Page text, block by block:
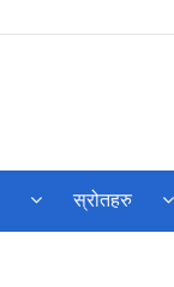
स्रोतहरु